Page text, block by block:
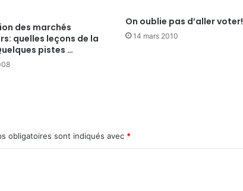
des marchés
quelles leçons de la
pistes …
On oublie pas d’aller voter!
14 mars 2010
obligatoires sont indiqués avec *